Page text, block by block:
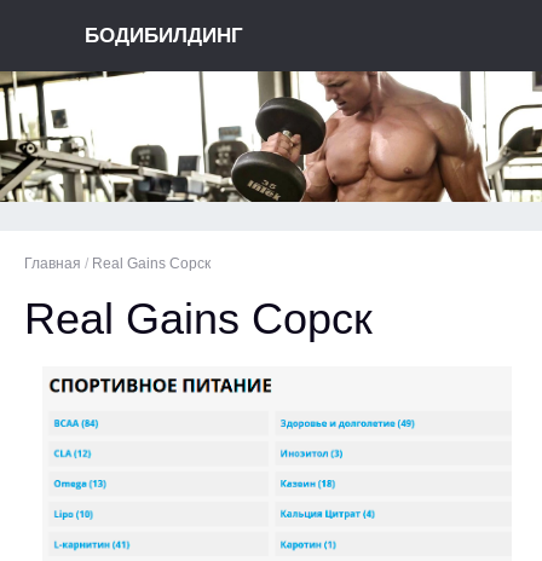
БОДИБИЛДИНГ
Главная / Real Gains Сорск
Real Gains Сорск